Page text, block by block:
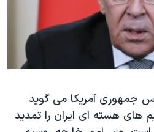
۲۰۲۴
جمهوری آمریکا می گوید
های هسته ای ایران را تمدید